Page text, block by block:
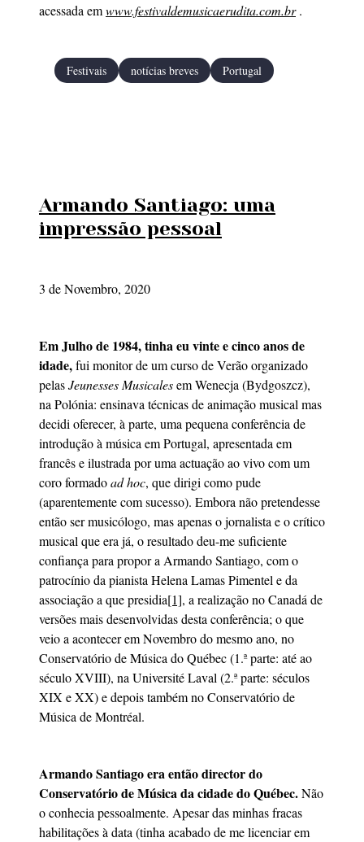
acessada emwww.festivaldemusicaerudita.com.br.
Festivais notícias breves Portugal
Armando Santiago: uma
impressão pessoal
3 de Novembro, 2020
Em Julho de 1984, tinha eu vinte e cinco anos de
idade,fui monitor de um curso de Verão organizado
pelasJeunesses Musicalesem Wenecja (Bydgoszcz),
na Polónia: ensinava técnicas de animação musical mas
decidi oferecer, à parte, uma pequena conferência de
introdução à música em Portugal, apresentada em
francês e ilustrada por uma actuação ao vivo com um
coro formadoad hoc, que dirigi como pude
(aparentemente com sucesso). Embora não pretendesse
então ser musicólogo, mas apenas o jornalista e o crítico
musical que era já, o resultado deu-me suficiente
confiança para propor a Armando Santiago, com o
patrocínio da pianista Helena Lamas Pimentel e da
associação a que presidia[1], a realização no Canadá de
versões mais desenvolvidas desta conferência; o que
veio a acontecer em Novembro do mesmo ano, no
Conservatório de Música do Québec (1.ª parte: até ao
século XVIII), na Université Laval (2.ª parte: séculos
XIX e XX) e depois também no Conservatório de
Música de Montréal.
Armando Santiago era então director do
Conservatório de Música da cidade do Québec.Não
o conhecia pessoalmente. Apesar das minhas fracas
habilitações à data (tinha acabado de me licenciar em